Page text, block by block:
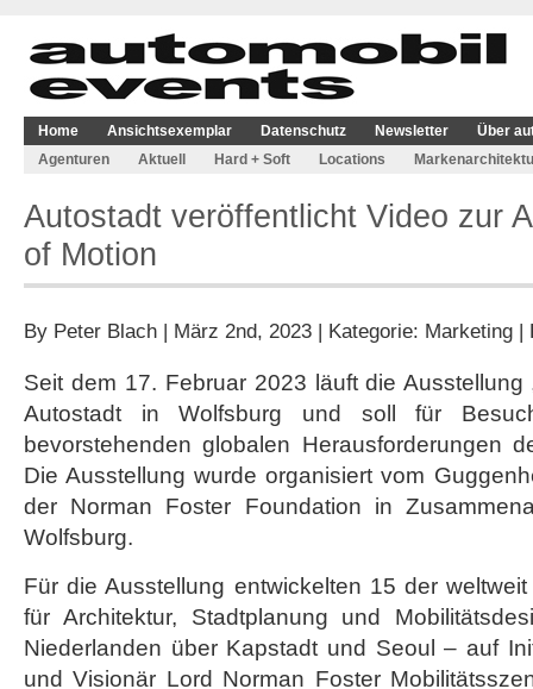
Home Ansichtsexemplar Datenschutz Newsletter
Über
Agenturen
Aktuell Hard + Soft Locations
Autostadt veröffentlicht Video zur
of Motion
By Peter Blach | März 2nd, 2023 | Kategorie: Marketing |
Seit dem 17. Februar 2023 läuft die Ausstellung
Autostadt in Wolfsburg und soll für
bevorstehenden globalen Herausforderungen
Die Ausstellung wurde organisiert vom
der Norman Foster Foundation in
Wolfsburg.
Für die Ausstellung entwickelten 15 der
für Architektur, Stadtplanung und
Niederlanden über Kapstadt und Seoul – auf
und Visionär Lord Norman Foster